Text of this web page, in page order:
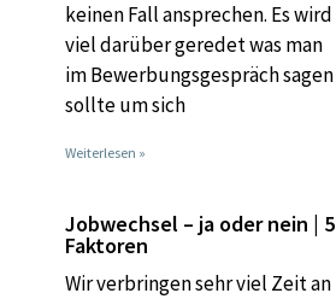
keinen Fall ansprechen. Es wird
viel darüber geredet was man
im Bewerbungsgespräch sagen
sollte um sich
Weiterlesen »
Jobwechsel – ja oder nein | 5
Faktoren
Wir verbringen sehr viel Zeit an